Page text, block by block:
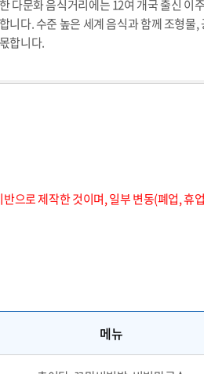
다문화 음식거리에는 12여 개국 출신 이
니다. 수준 높은 세계 음식과 함께 조형물,
합니다.
으로 제작한 것이며, 일부 변동(폐업, 휴
메뉴